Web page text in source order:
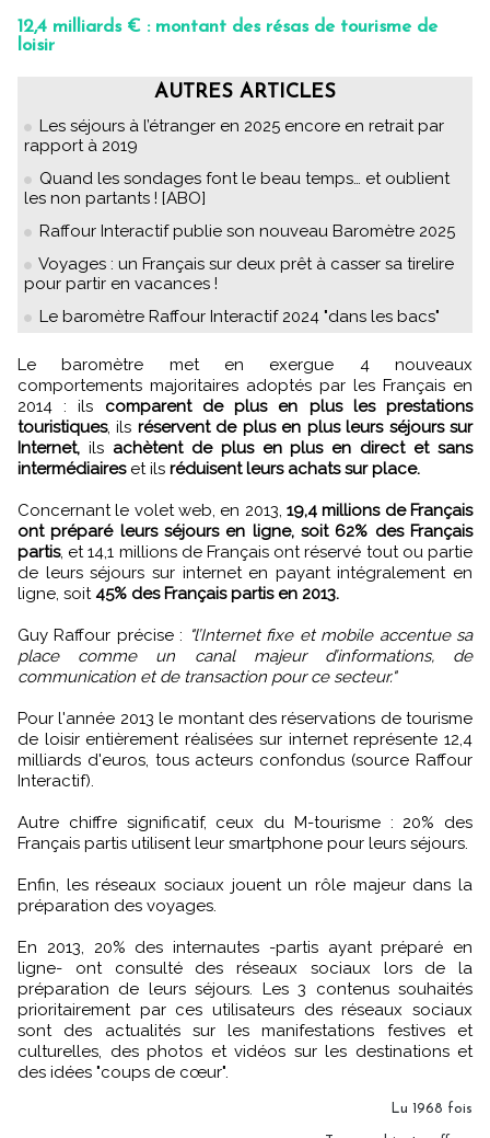
12,4 milliards € : montant des résas de tourisme de
loisir
AUTRES ARTICLES
Les séjours à l’étranger en 2025 encore en retrait par
rapport à 2019
Quand les sondages font le beau temps… et oublient
les non partants ! [ABO]
Raffour Interactif publie son nouveau Baromètre 2025
Voyages : un Français sur deux prêt à casser sa tirelire
pour partir en vacances !
Le baromètre Raffour Interactif 2024 "dans les bacs"
Le baromètre met en exergue 4 nouveaux
comportements majoritaires adoptés par les Français en
2014 : ils comparent de plus en plus les prestations
touristiques, ils réservent de plus en plus leurs séjours sur
Internet, ils achètent de plus en plus en direct et sans
intermédiaireset ils réduisent leurs achats sur place.
Concernant le volet web, en 2013, 19,4 millions de Français
ont préparé leurs séjours en ligne, soit 62% des Français
partis, et 14,1 millions de Français ont réservé tout ou partie
de leurs séjours sur internet en payant intégralement en
ligne, soit45% des Français partis en 2013.
Guy Raffour précise : "l’Internet fixe et mobile accentue sa
place comme un canal majeur d’informations, de
communication et de transaction pour ce secteur."
Pour l'année 2013 le montant des réservations de tourisme
de loisir entièrement réalisées sur internet représente 12,4
milliards d'euros, tous acteurs confondus (source Raffour
Interactif).
Autre chiffre significatif, ceux du M-tourisme : 20% des
Français partis utilisent leur smartphone pour leurs séjours.
Enfin, les réseaux sociaux jouent un rôle majeur dans la
préparation des voyages.
En 2013, 20% des internautes -partis ayant préparé en
ligne- ont consulté des réseaux sociaux lors de la
préparation de leurs séjours. Les 3 contenus souhaités
prioritairement par ces utilisateurs des réseaux sociaux
sont des actualités sur les manifestations festives et
culturelles, des photos et vidéos sur les destinations et
des idées "coups de cœur".
Lu 1968 fois